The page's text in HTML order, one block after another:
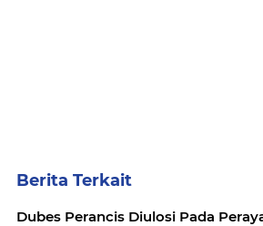
Berita Terkait
Dubes Perancis Diulosi Pada